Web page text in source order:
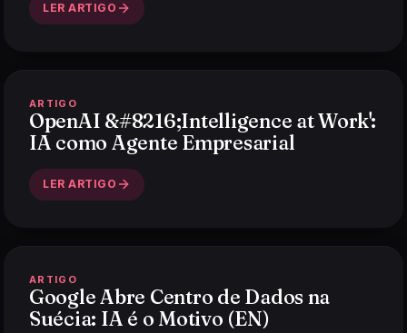
LER ARTIGO
ARTIGO
OpenAI &#8216;Intelligence at Work':
IA como Agente Empresarial
LER ARTIGO
ARTIGO
Google Abre Centro de Dados na
Suécia: IA é o Motivo (EN)